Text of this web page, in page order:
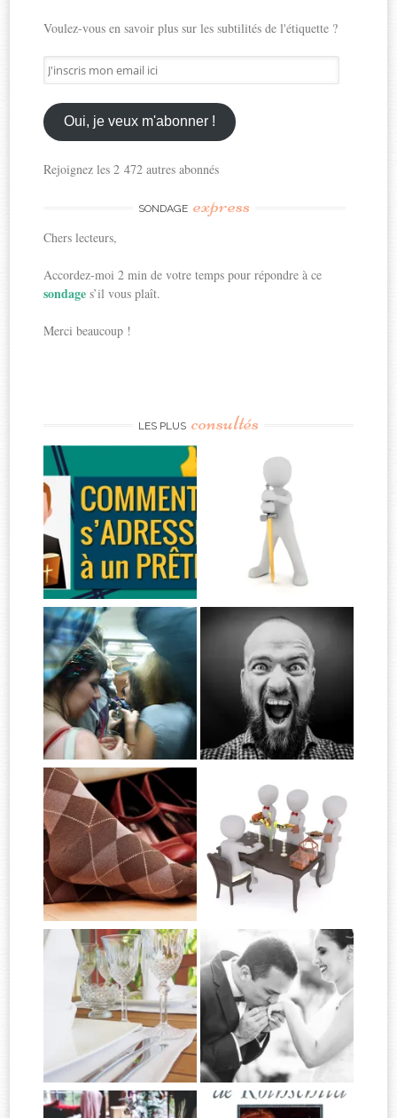
Voulez-vous en savoir plus sur les subtilités de l'étiquette ?
J'inscris
mon
email
ici
Oui, je veux m'abonner !
Rejoignez les 2 472 autres abonnés
SONDAGE express
Chers lecteurs,
Accordez-moi 2 min de votre temps pour répondre à ce
sondages’il vous plaît.
Merci beaucoup !
LES PLUS consultés